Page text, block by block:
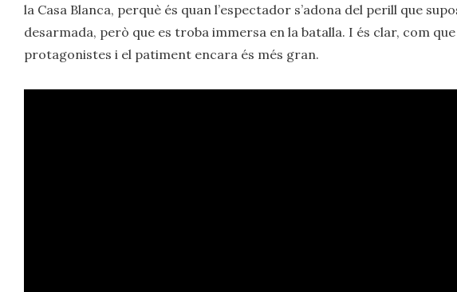
la Casa Blanca, perquè és quan l’espectador s’adona del perill que
desarmada, però que es troba immersa en la batalla. I és clar, com
protagonistes i el patiment encara és més gran.